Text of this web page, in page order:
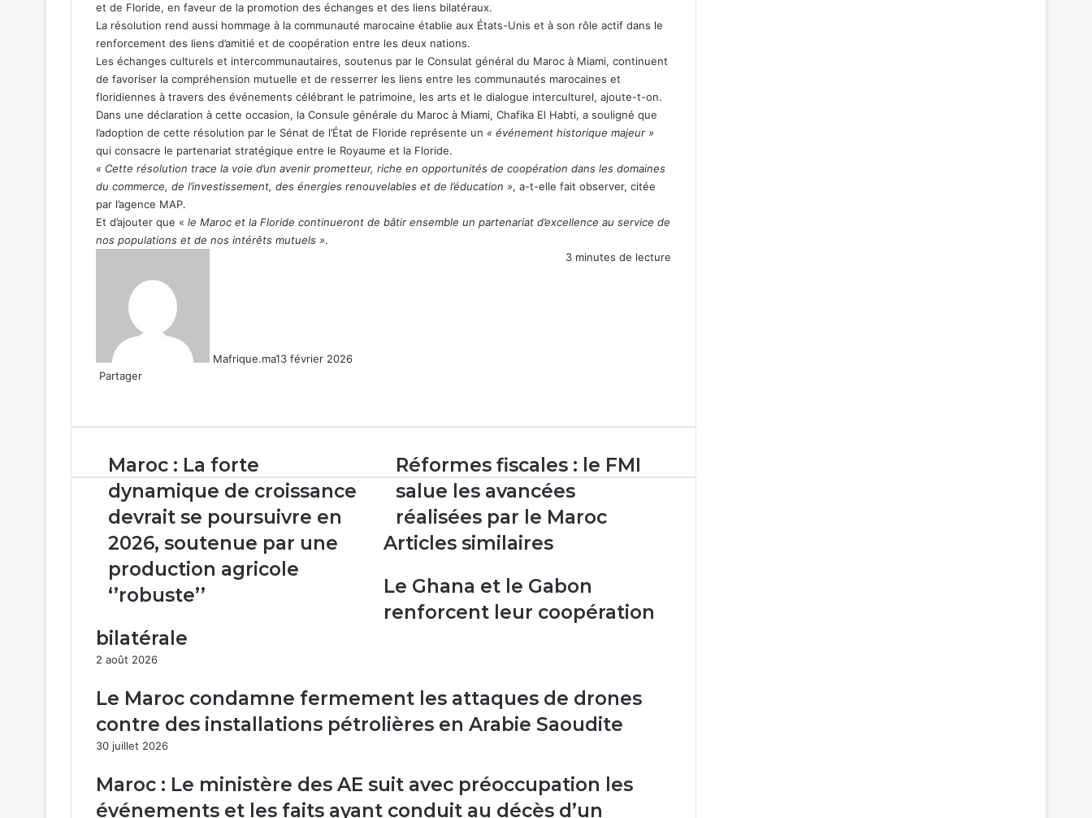
et de Floride, en faveur de la promotion des échanges et des liens bilatéraux.
La résolution rend aussi hommage à la communauté marocaine établie aux États-Unis et à son rôle actif dans le
renforcement des liens d’amitié et de coopération entre les deux nations.
Les échanges culturels et intercommunautaires, soutenus par le Consulat général du Maroc à Miami, continuent
de favoriser la compréhension mutuelle et de resserrer les liens entre les communautés marocaines et
floridiennes à travers des événements célébrant le patrimoine, les arts et le dialogue interculturel, ajoute-t-on.
Dans une déclaration à cette occasion, la Consule générale du Maroc à Miami, Chafika El Habti, a souligné que
l’adoption de cette résolution par le Sénat de l’État de Floride représente un « événement historique majeur »
qui consacre le partenariat stratégique entre le Royaume et la Floride.
« Cette résolution trace la voie d’un avenir prometteur, riche en opportunités de coopération dans les domaines
du commerce, de l’investissement, des énergies renouvelables et de l’éducation », a-t-elle fait observer, citée
par l’agence MAP.
Et d’ajouter que « le Maroc et la Floride continueront de bâtir ensemble un partenariat d’excellence au service de
nos populations et de nos intérêts mutuels ».
Mafrique.ma13 février 2026
3 minutes de lecture
Partager
email
Maroc
:
La
forte
dynamique
de
croissance
devrait
se
en
2026,
soutenue
une
production
agricole
‘’robuste’’
Maroc : La forte
dynamique de croissance
devrait se poursuivre en
2026, soutenue par une
production agricole
‘’robuste’’
Réformes
fiscales
:
le
FMI
salue
avancées
réalisées
par
Réformes fiscales : le FMI
salue les avancées
réalisées par le Maroc
Articles similaires
Le Ghana et le Gabon
renforcent leur coopération
bilatérale
2 août 2026
Le Maroc condamne fermement les attaques de drones
contre des installations pétrolières en Arabie Saoudite
30 juillet 2026
Maroc : Le ministère des AE suit avec préoccupation les
événements et les faits ayant conduit au décès d’un